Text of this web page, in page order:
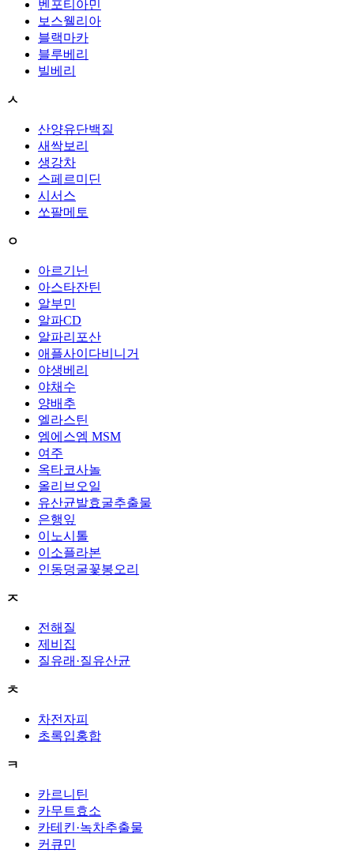
벤포티아민
보스웰리아
블랙마카
블루베리
빌베리
ㅅ
산양유단백질
새싹보리
생강차
스페르미딘
시서스
쏘팔메토
ㅇ
아르기닌
아스타잔틴
알부민
알파CD
알파리포산
애플사이다비니거
야생베리
야채수
양배추
엘라스틴
엠에스엠 MSM
여주
옥타코사놀
올리브오일
유산균발효굴추출물
은행잎
이노시톨
이소플라본
인동덩굴꽃봉오리
ㅈ
전해질
제비집
질유래·질유산균
ㅊ
차전자피
초록입홍합
ㅋ
카르니틴
카무트효소
카테킨·녹차추출물
커큐민